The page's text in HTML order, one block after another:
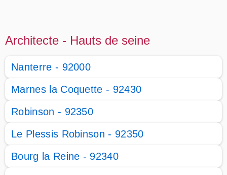
Architecte - Hauts de seine
Nanterre - 92000
Marnes la Coquette - 92430
Robinson - 92350
Le Plessis Robinson - 92350
Bourg la Reine - 92340